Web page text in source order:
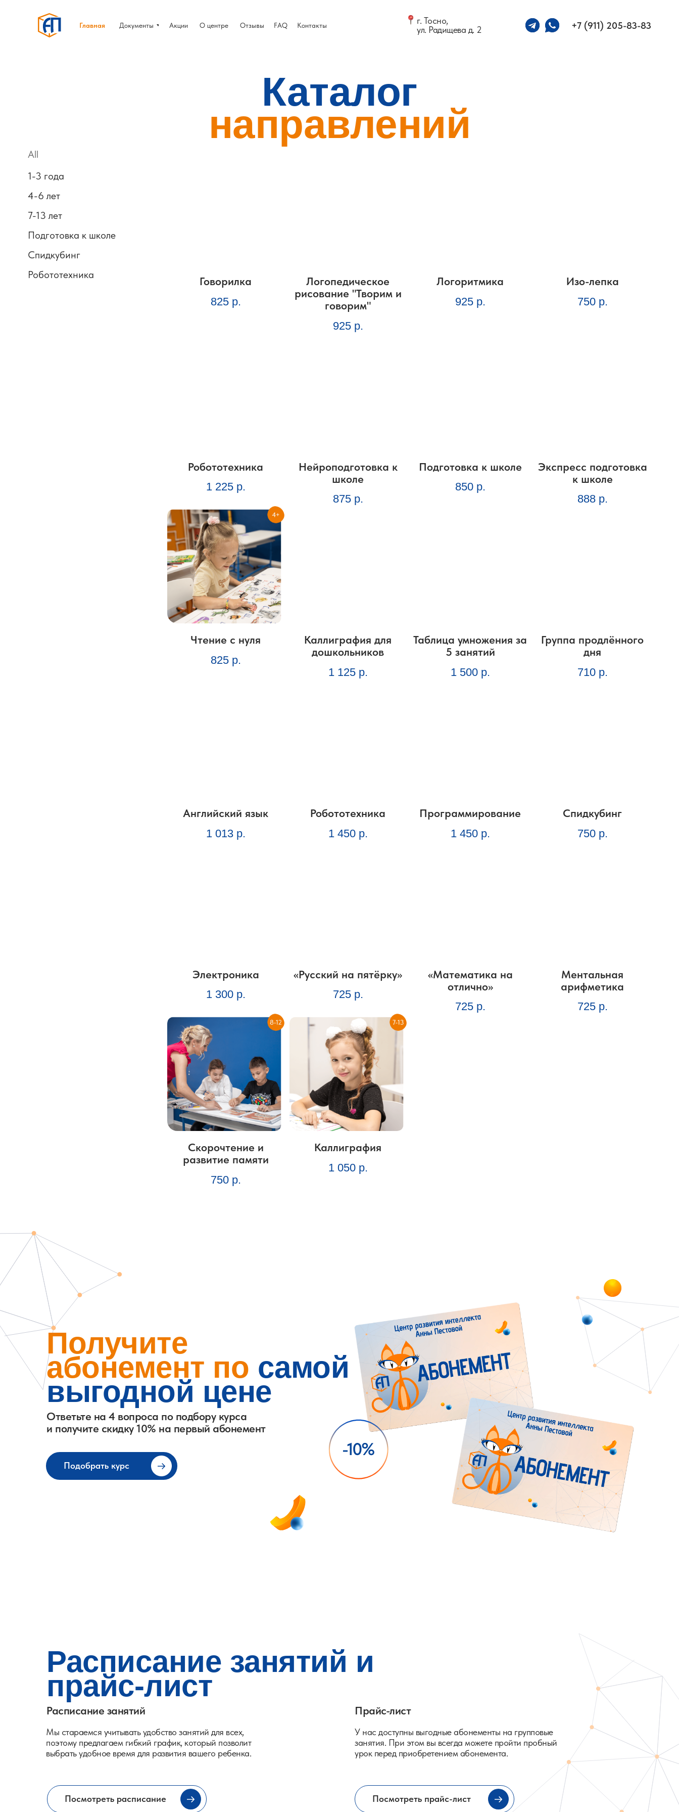
+7 (911) 205-83-83
Главная О центре Отзывы FAQ Контакты
Акции
Документы
г. Тосно,
ул. Радищева д. 2
Каталог
направлений
All
1-3 года
4-6 лет
7-13 лет
Подготовка к школе
Спидкубинг
Робототехника
Говорилка
825 р.
Логопедическое
рисование "Творим и
говорим"
925 р.
Логоритмика
925 р.
Изо-лепка
750 р.
Робототехника
1 225 р.
Нейроподготовка к
школе
875 р.
Подготовка к школе
850 р.
Экспресс подготовка
к школе
888 р.
Чтение с нуля
825 р.
Каллиграфия для
дошкольников
1 125 р.
Таблица умножения за
5 занятий
1 500 р.
Группа продлённого
дня
710 р.
Английский язык
1 013 р.
Робототехника
1 450 р.
Программирование
1 450 р.
Спидкубинг
750 р.
Электроника
1 300 р.
«Русский на пятёрку»
725 р.
«Математика на
отлично»
725 р.
Ментальная
арифметика
725 р.
Скорочтение и
развитие памяти
750 р.
Каллиграфия
1 050 р.
Получите
абонемент по самой
выгодной цене
Ответьте на 4 вопроса по подбору курса
и получите скидку 10% на первый абонемент
Подобрать курс
Расписание занятий и
прайс-лист
Посмотреть расписание
Расписание занятий Прайс-лист
Мы стараемся учитывать удобство занятий для всех,
поэтому предлагаем гибкий график, который позволит
выбрать удобное время для развития вашего ребенка.
У нас доступны выгодные абонементы на групповые
занятия. При этом вы всегда можете пройти пробный
урок перед приобретением абонемента.
Посмотреть прайс-лист